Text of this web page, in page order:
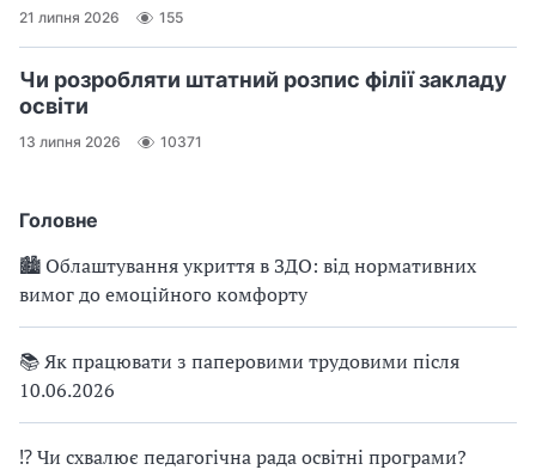
Головне
🏙 Облаштування укриття в ЗДО: від нормативних
вимог до емоційного комфорту
📚 Як працювати з паперовими трудовими після
10.06.2026
⁉ Чи схвалює педагогічна рада освітні програми?
21 липня 2026 155
Чи розробляти штатний розпис філії закладу
освіти
13 липня 2026 10371